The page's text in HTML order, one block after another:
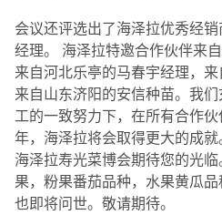
会议还评选出了海泽拉优秀经
经理。 海泽拉特邀合作伙伴来
来自河北乐亭的马春宇经理，来
来自山东济阳的安信种苗。我
工的一致努力下，在所有合作
年，海泽拉将会取得更大的成就
海泽拉寿光菜博会期待您的光
果，粉果番茄品种，水果黄瓜
也即将问世。敬请期待。